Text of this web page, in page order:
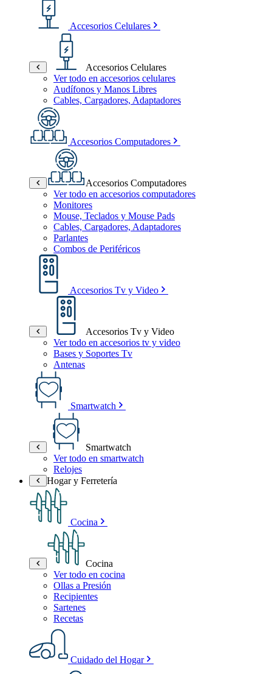
Accesorios Celulares
Accesorios Celulares
Ver todo en accesorios celulares
Audífonos y Manos Libres
Cables, Cargadores, Adaptadores
Accesorios Computadores
Accesorios Computadores
Ver todo en accesorios computadores
Monitores
Mouse, Teclados y Mouse Pads
Cables, Cargadores, Adaptadores
Parlantes
Combos de Periféricos
Accesorios Tv y Video
Accesorios Tv y Video
Ver todo en accesorios tv y video
Bases y Soportes Tv
Antenas
Smartwatch
Smartwatch
Ver todo en smartwatch
Relojes
Hogar y Ferretería
Cocina
Cocina
Ver todo en cocina
Ollas a Presión
Recipientes
Sartenes
Recetas
Cuidado del Hogar